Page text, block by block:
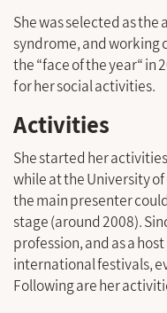
She was selected as
syndrome, and working
the “face of the year“ in
for her social activities.
Activities
She started her
while at the University
the main presenter
stage (around 2008).
profession, and as a
international festivals,
Following are her